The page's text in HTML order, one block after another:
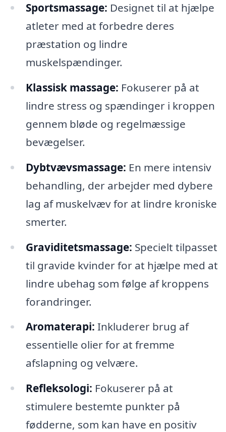
Sportsmassage: Designet til at hjælpe
atleter med at forbedre deres
præstation og lindre
muskelspændinger.
Klassisk massage: Fokuserer på at
lindre stress og spændinger i kroppen
gennem bløde og regelmæssige
bevægelser.
Dybtvævsmassage: En mere intensiv
behandling, der arbejder med dybere
lag af muskelvæv for at lindre kroniske
smerter.
Graviditetsmassage: Specielt tilpasset
til gravide kvinder for at hjælpe med at
lindre ubehag som følge af kroppens
forandringer.
Aromaterapi: Inkluderer brug af
essentielle olier for at fremme
afslapning og velvære.
Refleksologi: Fokuserer på at
stimulere bestemte punkter på
fødderne, som kan have en positiv